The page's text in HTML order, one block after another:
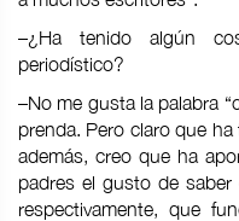
–¿Ha tenido algún
periodístico?
–No me gusta la palabra
prenda. Pero claro que
además, creo que ha
padres el gusto de
respectivamente, que